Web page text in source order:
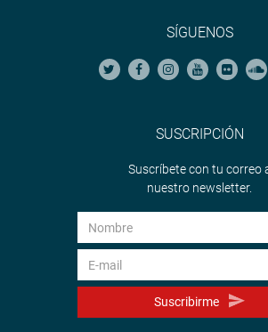
SÍGUENOS
SUSCRIPCIÓN
Suscríbete con tu correo
nuestro newsletter.
Suscribirme